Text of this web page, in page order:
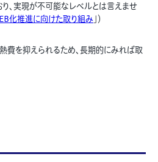
、実現が不可能なレベルとは言えませ
化推進に向けた取り組み 」）
費を抑えられるため、長期的にみれば取